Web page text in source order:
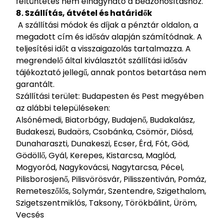
8. Szállítás, átvétel és határidők
A szállítási módok és díjak a pénztár oldalon, a
megadott cím és idősáv alapján számítódnak. A
teljesítési időt a visszaigazolás tartalmazza. A
megrendelő által kiválasztót szállítási idősáv
tájékoztató jellegű, annak pontos betartása nem
garantált.
Szállítási terület: Budapesten és Pest megyében
az alábbi településeken:
Alsónémedi, Biatorbágy, Budajenő, Budakalász,
Budakeszi, Budaörs, Csobánka, Csömör, Diósd,
Dunaharaszti, Dunakeszi, Ecser, Érd, Fót, Göd,
Gödöllő, Gyál, Kerepes, Kistarcsa, Maglód,
Mogyoród, Nagykovácsi, Nagytarcsa, Pécel,
Pilisborosjenő, Pilisvörösvár, Pilisszentiván, Pomáz,
Remeteszőlős, Solymár, Szentendre, Szigethalom,
Szigetszentmiklós, Taksony, Törökbálint, Üröm,
Vecsés